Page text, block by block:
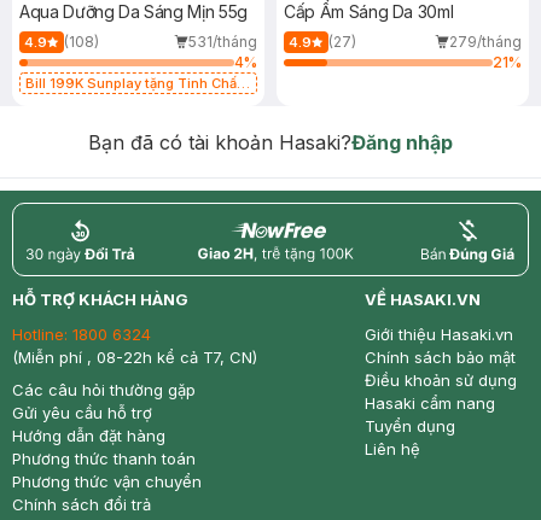
Aqua Dưỡng Da Sáng Mịn 55g
4.9 (108)
531/tháng
4%
Bill 199K Sunplay tặng Tinh Chất
Cấp Ẩm Sáng Da 30ml
4.9 (27)
279/tháng
21%
Bạn đã có tài khoản Hasaki?Đăng nhập
return nowfree price
HỖ TRỢ KHÁCH HÀNG
Hotline: 1800 6324
(Miễn phí , 08-22h kể cả T7, CN)
Các câu hỏi thường gặp
Gửi yêu cầu hỗ trợ
Hướng dẫn đặt hàng
Phương thức thanh toán
Phương thức vận chuyển
Chính sách đổi trả
VỀ HASAKI.VN
Giới thiệu Hasaki.vn
Chính sách bảo mật
Điều khoản sử dụng
Hasaki cẩm nang
Tuyển dụng
Liên hệ